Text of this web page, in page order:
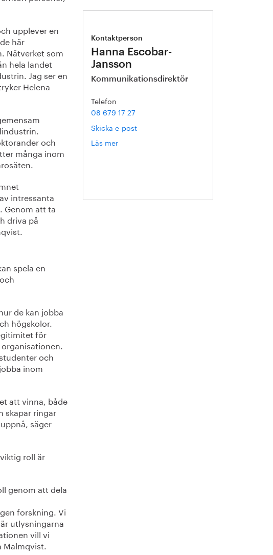
upplever en
här
Nätverket som
hela landet
Jag ser en
Helena
och
många inom
intressanta
Genom att ta
driva på
spela en
de kan jobba
högskolor.
för
och
inom
att vinna, både
skapar ringar
säger
roll är
genom att dela
forskning. Vi
utlysningarna
vill vi
Malmqvist.
Kontaktperson
Hanna Escobar-
Jansson
Kommunikationsdirektör
Telefon
08 679 17 27
Skicka e-post
Läs mer